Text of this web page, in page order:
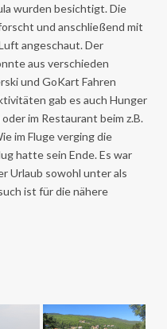
wurden besichtigt. Die
und anschließend mit
angeschaut. Der
aus verschieden
und GoKart Fahren
gab es auch Hunger
im Restaurant beim z.B.
im Fluge verging die
hatte sein Ende. Es war
Urlaub sowohl unter als
ist für die nähere